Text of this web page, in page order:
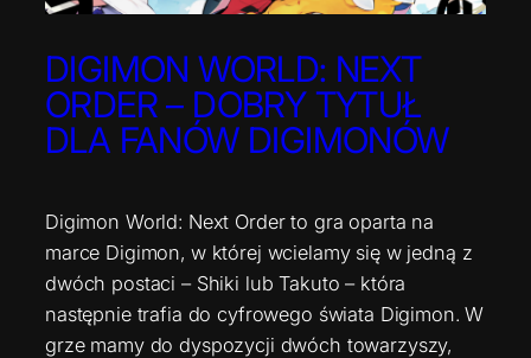
DIGIMON WORLD: NEXT
ORDER – DOBRY TYTUŁ
DLA FANÓW DIGIMONÓW
Digimon World: Next Order to gra oparta na
marce Digimon, w której wcielamy się w jedną z
dwóch postaci – Shiki lub Takuto – która
następnie trafia do cyfrowego świata Digimon. W
grze mamy do dyspozycji dwóch towarzyszy,